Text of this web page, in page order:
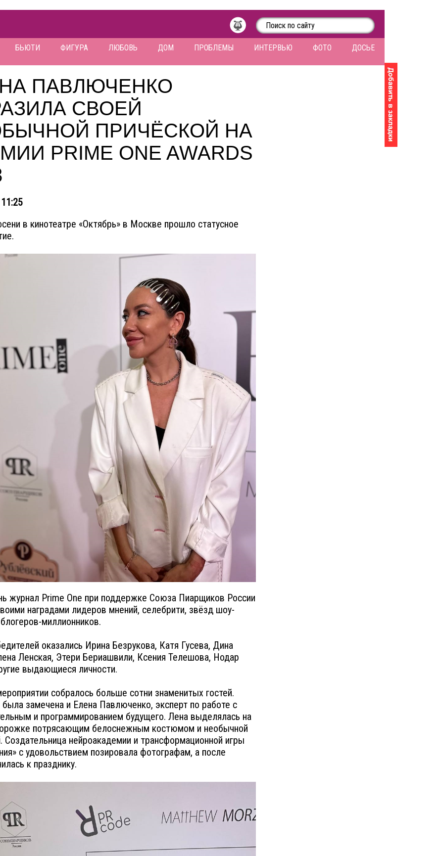
БЬЮТИ ФИГУРА ЛЮБОВЬ ДОМ ПРОБЛЕМЫ ИНТЕРВЬЮ ФОТО ДОСЬЕ
ПАВЛЮЧЕНКО
СВОЕЙ
ПРИЧЁСКОЙ НА
PRIME ONE AWARDS
в кинотеатре «Октябрь» в Москве прошло статусное
журнал Prime One при поддержке Союза Пиарщиков России
наградами лидеров мнений, селебрити, звёзд шоу-
миллионников.
оказались Ирина Безрукова, Катя Гусева, Дина
Ленская, Этери Бериашвили, Ксения Телешова, Нодар
выдающиеся личности.
собралось больше сотни знаменитых гостей.
замечена и Елена Павлюченко, эксперт по работе с
и программированием будущего. Лена выделялась на
потрясающим белоснежным костюмом и необычной
Создательница нейроакадемии и трансформационной игры
с удовольствием позировала фотографам, а после
к празднику.